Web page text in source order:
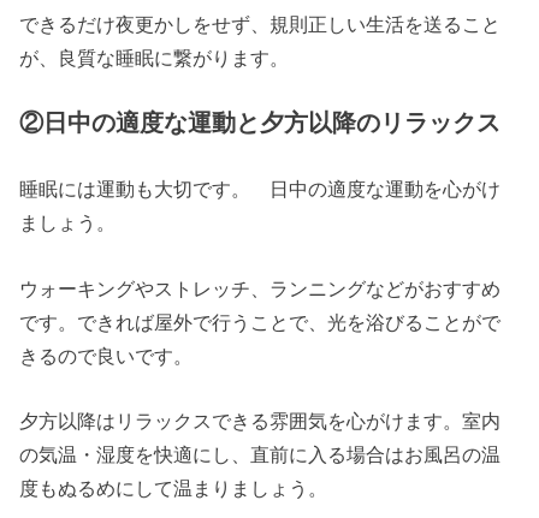
できるだけ夜更かしをせず、規則正しい生活を送ること
が、良質な睡眠に繋がります。
②日中の適度な運動と夕方以降のリラックス
睡眠には運動も大切です。 日中の適度な運動を心がけ
ましょう。
ウォーキングやストレッチ、ランニングなどがおすすめ
です。できれば屋外で行うことで、光を浴びることがで
きるので良いです。
夕方以降はリラックスできる雰囲気を心がけます。室内
の気温・湿度を快適にし、直前に入る場合はお風呂の温
度もぬるめにして温まりましょう。